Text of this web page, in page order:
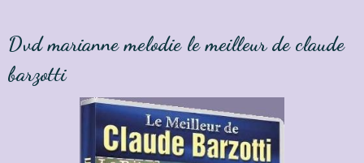
Dvd marianne melodie le meilleur de claude
barzotti